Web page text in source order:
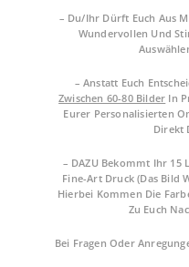
– Du/Ihr Dürft Euch Aus
Wundervollen Und
– Anstatt Euch
Zwischen 60-80 Bilder In
Eurer Personalisierten
Direkt
– DAZU Bekommt Ihr 15
Fine-Art Druck (Das Bild
Hierbei Kommen Die
Zu Euch
Bei Fragen Oder